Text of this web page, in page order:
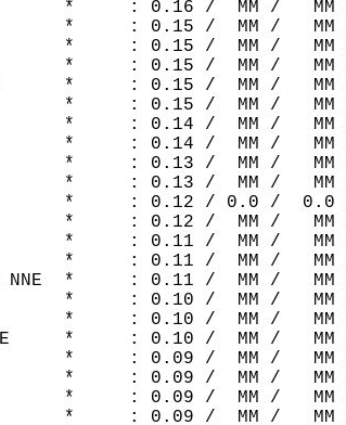
W       *     : 0.16 /  MM /
W         *     : 0.15 /  MM /
*     : 0.15 /  MM /
*     : 0.15 /  MM /
*     : 0.15 /  MM /
*     : 0.15 /  MM /
*     : 0.14 /  MM /
S        *     : 0.14 /  MM /
*     : 0.13 /  MM /
*     : 0.13 /  MM /
E          *     : 0.12 / 0.0 /
*     : 0.12 /  MM /
*     : 0.11 /  MM /
E          *     : 0.11 /  MM /
2.0 NNE  *     : 0.11 /  MM /
*     : 0.10 /  MM /
*     : 0.10 /  MM /
SSE     *     : 0.10 /  MM /
*     : 0.09 /  MM /
*     : 0.09 /  MM /
NW       *     : 0.09 /  MM /
W        *     : 0.09 /  MM /